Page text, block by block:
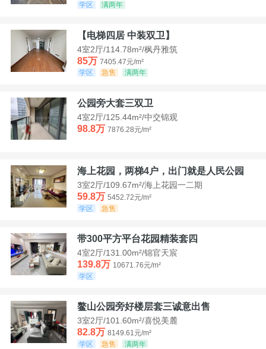
学区
满两年
【电梯四居 中装双卫】
4室2厅/114.78m²/枫丹雅筑
85万 7405.47元/m²
学区
急售 满两年
公园旁大套三双卫
4室2厅/125.44m²/中交锦观
98.8万 7876.28元/m²
海上花园，两梯4户，出门就是人民公园
3室2厅/109.67m²/海上花园一二期
59.8万 5452.72元/m²
学区
急售
带300平方平台花园精装套四
4室2厅/131.00m²/锦官天宸
139.8万 10671.76元/m²
学区
鳌山公园旁好楼层套三诚意出售
3室2厅/101.60m²/喜悦美麓
82.8万 8149.61元/m²
学区
急售 满两年